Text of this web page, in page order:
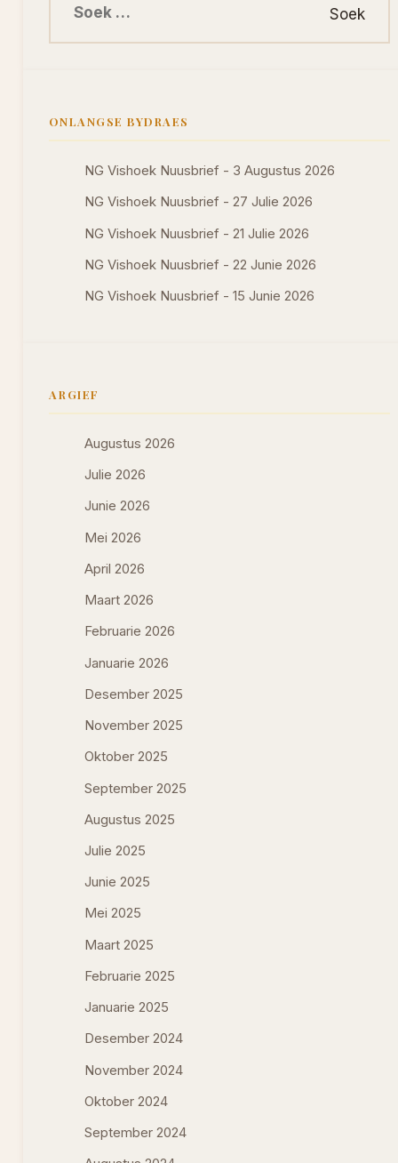
ONLANGSE BYDRAES
NG Vishoek Nuusbrief - 3 Augustus 2026
NG Vishoek Nuusbrief - 27 Julie 2026
NG Vishoek Nuusbrief - 21 Julie 2026
NG Vishoek Nuusbrief - 22 Junie 2026
NG Vishoek Nuusbrief - 15 Junie 2026
ARGIEF
Augustus 2026
Julie 2026
Junie 2026
Mei 2026
April 2026
Maart 2026
Februarie 2026
Januarie 2026
Desember 2025
November 2025
Oktober 2025
September 2025
Augustus 2025
Julie 2025
Junie 2025
Mei 2025
Maart 2025
Februarie 2025
Januarie 2025
Desember 2024
November 2024
Oktober 2024
September 2024